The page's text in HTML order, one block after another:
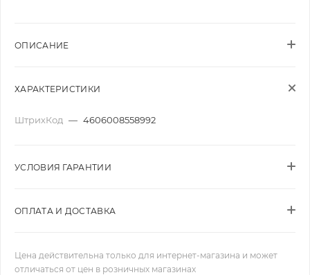
ОПИСАНИЕ
ХАРАКТЕРИСТИКИ
ШтрихКод — 4606008558992
УСЛОВИЯ ГАРАНТИИ
ОПЛАТА И ДОСТАВКА
Цена действительна только для интернет-магазина и может
отличаться от цен в розничных магазинах